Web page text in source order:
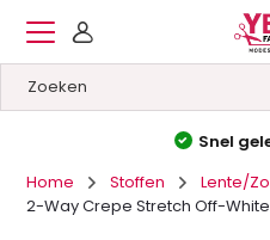
Hoge
Home
Stoffen
Lente/
2-Way Crepe Stretch Off-White